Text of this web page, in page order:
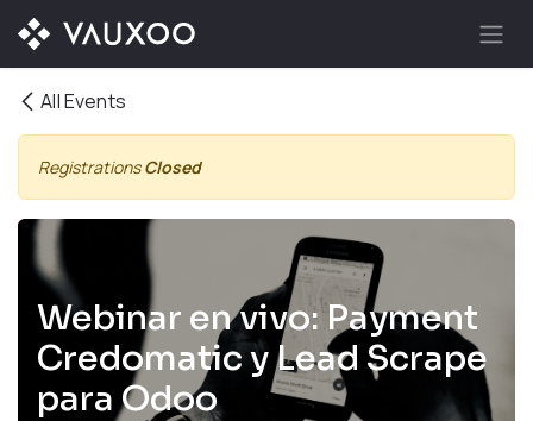
Skip to Content
All Events
RegistrationsClosed
Webinar en vivo: Payment
Credomatic y Lead Scrape
para Odoo